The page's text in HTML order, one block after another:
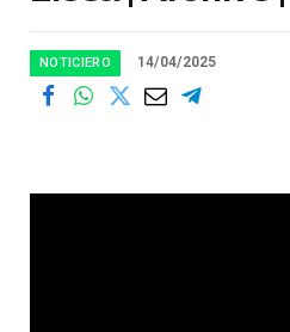
NOTICIERO 14/04/2025